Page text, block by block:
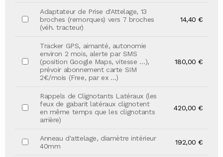
Adaptateur de Prise d'Attelage, 13
broches (remorques) vers 7 broches
(véh. tracteur)
14,40 €
Tracker GPS, aimanté, autonomie
environ 2 mois, alerte par SMS
(position Google Maps, vitesse …),
prévoir abonnement carte SIM
2€/mois (Free, par ex …)
180,00 €
Rappels de Clignotants Latéraux (les
feux de gabarit latéraux clignotent
en même temps que les clignotants
arrière)
420,00 €
Anneau d'attelage, diamètre intérieur
40mm
192,00 €